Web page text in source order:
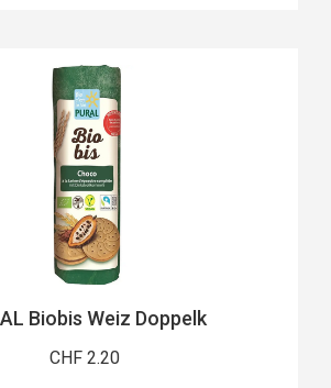
Biobis Weiz Doppelk
CHF 2.20